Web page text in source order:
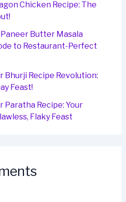
Chicken Recipe: The
Butter Masala
to Restaurant-Perfect
Bhurji Recipe Revolution:
Feast!
Recipe: Your
Flaky Feast